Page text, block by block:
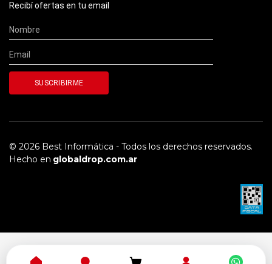
Recibí ofertas en tu email
© 2026 Best Informática - Todos los derechos reservados.
Hecho en globaldrop.com.ar